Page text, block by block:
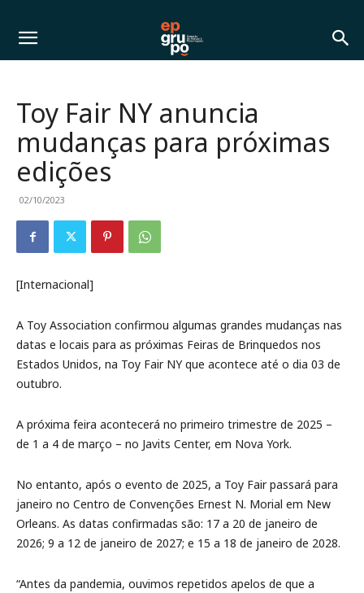
Toy Fair NY anuncia
mudanças para próximas
edições
02/10/2023
[Internacional]
A Toy Association confirmou algumas grandes mudanças nas
datas e locais para as próximas Feiras de Brinquedos nos
Estados Unidos, na Toy Fair NY que acontece até o dia 03 de
outubro.
A próxima feira acontecerá no primeiro trimestre de 2025 –
de 1 a 4 de março – no Javits Center, em Nova York.
No entanto, após o evento de 2025, a Toy Fair passará para
janeiro no Centro de Convenções Ernest N. Morial em New
Orleans. As datas confirmadas são: 17 a 20 de janeiro de
2026; 9 a 12 de janeiro de 2027; e 15 a 18 de janeiro de 2028.
“Antes da pandemia, ouvimos repetidos apelos de que a